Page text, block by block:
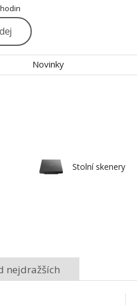
Novinky
Stolní skenery
nejdražších